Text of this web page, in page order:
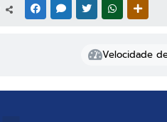
FACEBOOKMESSENGER
TWITTERWHATSAPP
Velocidade